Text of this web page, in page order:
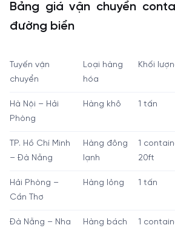
Bảng giá vận chuyển
đường biển
Tuyến vận
chuyển
Loại hàng
hóa
Khối
Hà Nội – Hải
Phòng
Hàng khô 1 tấn
TP. Hồ Chí Minh
– Đà Nẵng
Hàng đông
lạnh
1
20ft
Hải Phòng –
Cần Thơ
Hàng lỏng 1 tấn
Đà Nẵng – Nha
Hàng bách
1